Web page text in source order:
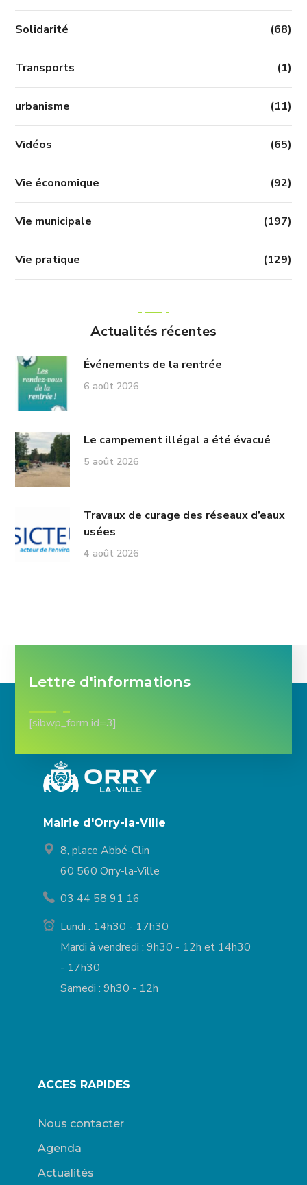
Solidarité (68)
Transports (1)
urbanisme (11)
Vidéos (65)
Vie économique (92)
Vie municipale (197)
Vie pratique (129)
Actualités récentes
Événements de la rentrée
6 août 2026
Le campement illégal a été évacué
5 août 2026
Travaux de curage des réseaux d’eaux
usées
4 août 2026
Lettre d'informations
[sibwp_form id=3]
Mairie d'Orry-la-Ville
8, place Abbé-Clin
60 560 Orry-la-Ville
03 44 58 91 16
Lundi : 14h30 - 17h30
Mardi à vendredi : 9h30 - 12h et 14h30
- 17h30
Samedi : 9h30 - 12h
ACCES RAPIDES
Nous contacter
Agenda
Actualités